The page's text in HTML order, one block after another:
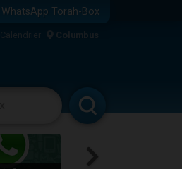
WhatsApp Torah-Box
Calendrier Columbus